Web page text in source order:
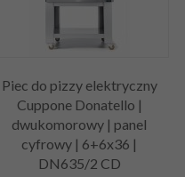
Piec do pizzy elektryczny
Cuppone Donatello |
dwukomorowy | panel
cyfrowy | 6+6x36 |
DN635/2 CD